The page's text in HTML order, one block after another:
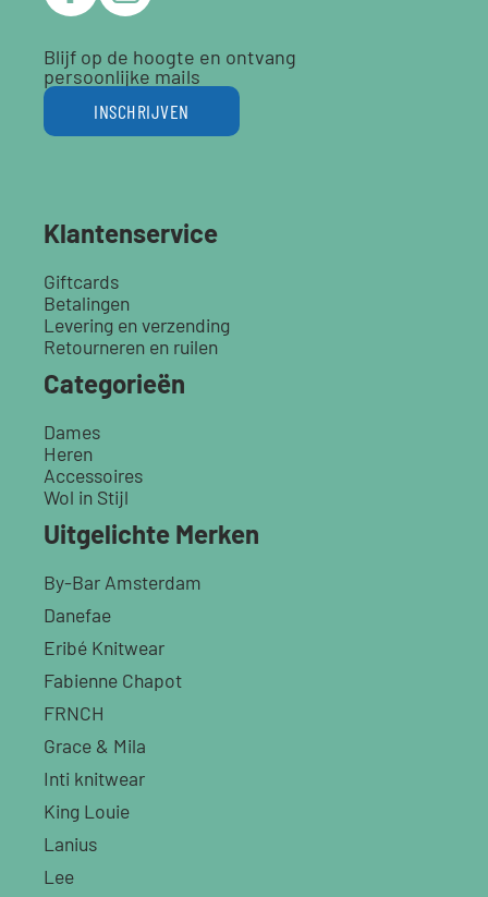
Blijf op de hoogte en ontvang
persoonlijke mails
INSCHRIJVEN
Klantenservice
Giftcards
Betalingen
Levering en verzending
Retourneren en ruilen
Categorieën
Dames
Heren
Accessoires
Wol in Stijl
Uitgelichte Merken
By-Bar Amsterdam
Danefae
Eribé Knitwear
Fabienne Chapot
FRNCH
Grace & Mila
Inti knitwear
King Louie
Lanius
Lee